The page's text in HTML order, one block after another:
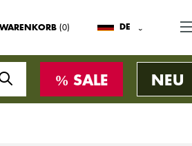
WARENKORB (0) DE
SALE NEU